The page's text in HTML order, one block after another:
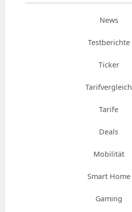
News
Testberichte
Ticker
Tarifvergleich
Tarife
Deals
Mobilität
Smart Home
Gaming